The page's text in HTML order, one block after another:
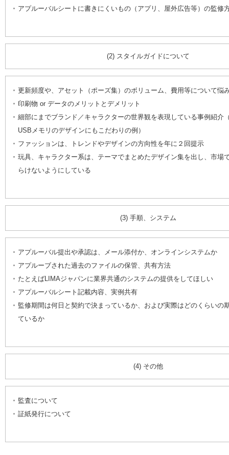
アプルーバルシートに書きにくいもの（アプリ、屋外広告等）の監修
(2) スタイルガイドについて
更新頻度や、アセット（ポーズ集）のボリューム、費用等について悩
印刷物 or データのメリットとデメリット
細部にまでブランド／キャラクターの世界観を表現している事例紹介
USBメモリのデザインにもこだわりの例）
ファッションは、トレンドやデザインの方向性を年に２回提示
玩具、キャラクター系は、テーマでまとめたデザイン集を出し、市場
らけないようにしている
(3) 手順、システム
アプルーバル提出や承認は、メール添付か、オンラインシステムか
アプルーブされた過去のファイルの保管、共有方法
たとえばLIMAジャパンに業界共通のシステムの提供をしてほしい
アプルーバルシート記載内容、実例共有
監修期間は何日と契約で決まっているか、および実際はどのくらいの
ているか
(4) その他
監査について
証紙発行について